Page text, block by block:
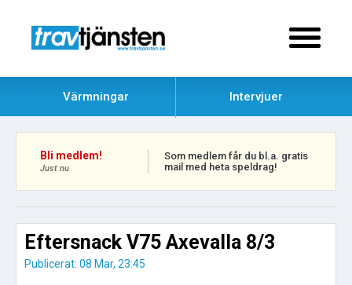
Värmningar Intervjuer
Bli medlem!
Just nu
Som medlem får du bl.a. gratis
mail med heta speldrag!
Eftersnack V75 Axevalla 8/3
Publicerat: 08 Mar, 23:45